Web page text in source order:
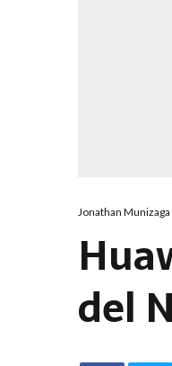
Jonathan Munizaga
del